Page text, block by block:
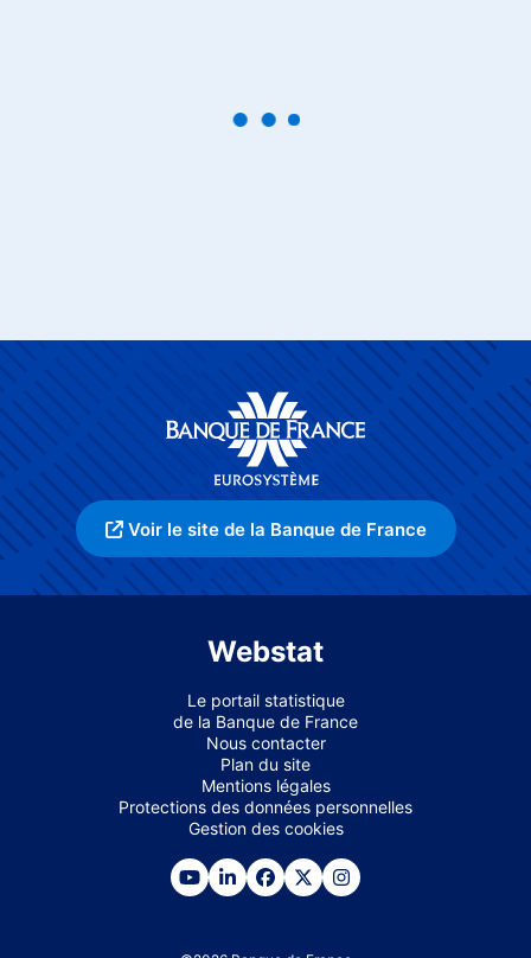
Voir le site de la Banque de France
Webstat
Le portail statistique
de la Banque de France
Nous contacter
Plan du site
Mentions légales
Protections des données personnelles
Gestion des cookies